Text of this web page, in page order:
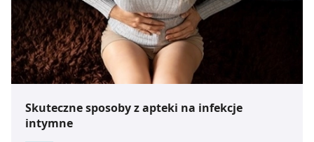
Skuteczne sposoby z apteki na infekcje
intymne